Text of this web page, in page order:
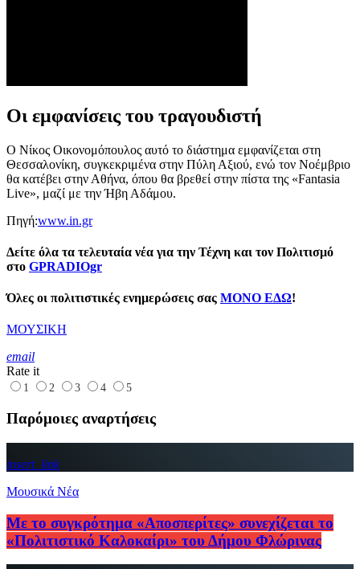
Οι εμφανίσεις του τραγουδιστή
Ο Νίκος Οικονομόπουλος αυτό το διάστημα εμφανίζεται στη
Θεσσαλονίκη, συγκεκριμένα στην Πύλη Αξιού, ενώ τον Νοέμβριο
θα κατέβει στην Αθήνα, όπου θα βρεθεί στην πίστα της «Fantasia
Live», μαζί με την Ήβη Αδάμου.
Πηγή:www.in.gr
Δείτε όλα τα τελευταία νέα για την Τέχνη και τον Πολιτισμό
στο GPRADIOgr
Όλες οι πολιτιστικές ενημερώσεις σας ΜΟΝΟ ΕΔΩ!
ΜΟΥΣΙΚΗ
email
Rate it
1 2 3 4 5
Παρόμοιες αναρτήσεις
insert_link
Μουσικά Νέα
Με το συγκρότημα «Αποσπερίτες» συνεχίζεται το
«Πολιτιστικό Καλοκαίρι» του Δήμου Φλώρινας